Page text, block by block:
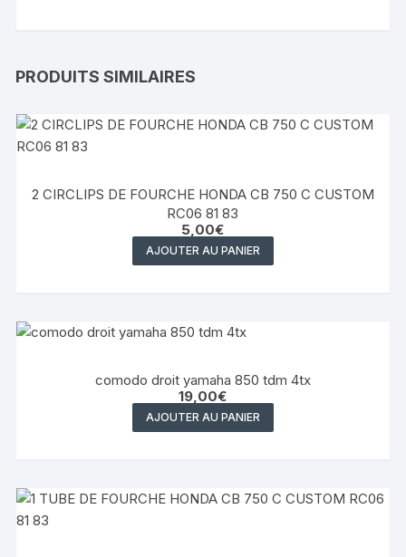
PRODUITS SIMILAIRES
2 CIRCLIPS DE FOURCHE HONDA CB 750 C CUSTOM
RC06 81 83
5,00€
AJOUTER AU PANIER
comodo droit yamaha 850 tdm 4tx
19,00€
AJOUTER AU PANIER